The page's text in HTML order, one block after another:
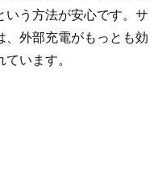
いう方法が安心です。サ
、外部充電がもっとも効
います。